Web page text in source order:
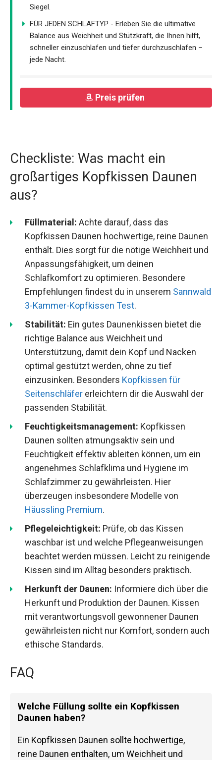
Siegel.
FÜR JEDEN SCHLAFTYP - Erleben Sie die ultimative
Balance aus Weichheit und Stützkraft, die Ihnen hilft,
schneller einzuschlafen und tiefer durchzuschlafen –
jede Nacht.
Preis prüfen
Checkliste: Was macht ein
großartiges Kopfkissen Daunen
aus?
Füllmaterial: Achte darauf, dass das
Kopfkissen Daunen hochwertige, reine Daunen
enthält. Dies sorgt für die nötige Weichheit und
Anpassungsfähigkeit, um deinen
Schlafkomfort zu optimieren. Besondere
Empfehlungen findest du in unserem Sannwald
3-Kammer-Kopfkissen Test.
Stabilität: Ein gutes Daunenkissen bietet die
richtige Balance aus Weichheit und
Unterstützung, damit dein Kopf und Nacken
optimal gestützt werden, ohne zu tief
einzusinken. Besonders Kopfkissen für
Seitenschläfer erleichtern dir die Auswahl der
passenden Stabilität.
Feuchtigkeitsmanagement: Kopfkissen
Daunen sollten atmungsaktiv sein und
Feuchtigkeit effektiv ableiten können, um ein
angenehmes Schlafklima und Hygiene im
Schlafzimmer zu gewährleisten. Hier
überzeugen insbesondere Modelle von
Häussling Premium.
Pflegeleichtigkeit: Prüfe, ob das Kissen
waschbar ist und welche Pflegeanweisungen
beachtet werden müssen. Leicht zu reinigende
Kissen sind im Alltag besonders praktisch.
Herkunft der Daunen: Informiere dich über die
Herkunft und Produktion der Daunen. Kissen
mit verantwortungsvoll gewonnener Daunen
gewährleisten nicht nur Komfort, sondern auch
ethische Standards.
FAQ
Welche Füllung sollte ein Kopfkissen
Daunen haben?
Ein Kopfkissen Daunen sollte hochwertige,
reine Daunen enthalten, um Weichheit und